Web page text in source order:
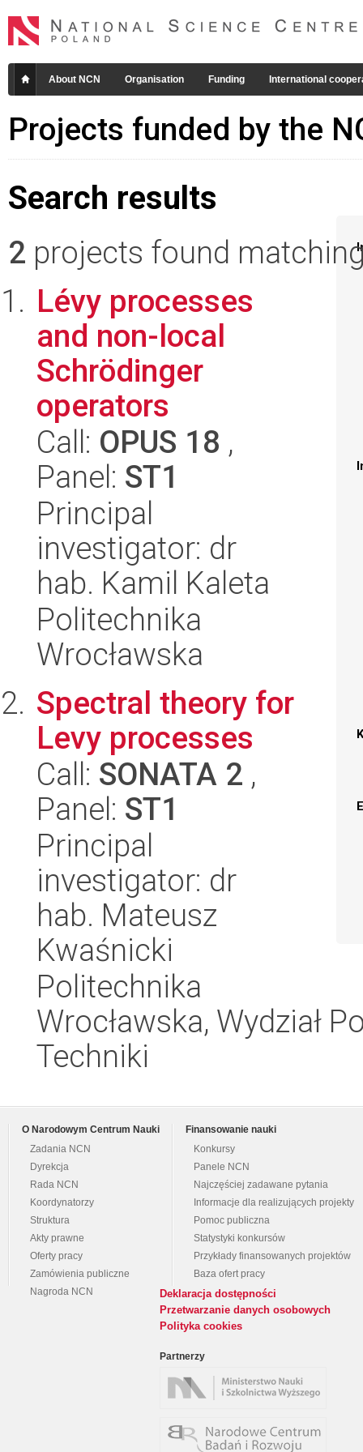
About NCN Organisation Funding International
Projects funded by the
Search results
2 projects found
Lévy processes
and non-local
Schrödinger
operators
Call: OPUS 18 ,
Panel: ST1
Principal
investigator: dr
hab. Kamil Kaleta
Politechnika
Wrocławska
Spectral theory for
Levy processes
Call: SONATA 2 ,
Panel: ST1
Principal
investigator: dr
hab. Mateusz
Kwaśnicki
Politechnika
Wrocławska, Wydział
Techniki
O Narodowym Centrum Nauki
Zadania NCN
Dyrekcja
Rada NCN
Koordynatorzy
Struktura
Akty prawne
Oferty pracy
Zamówienia publiczne
Nagroda NCN
Finansowanie nauki
Konkursy
Panele NCN
Najczęściej zadawane pytania
Informacje dla realizujących projekty
Pomoc publiczna
Statystyki konkursów
Przykłady finansowanych projektów
Baza ofert pracy
Deklaracja dostępności
Przetwarzanie danych osobowych
Polityka cookies
Partnerzy